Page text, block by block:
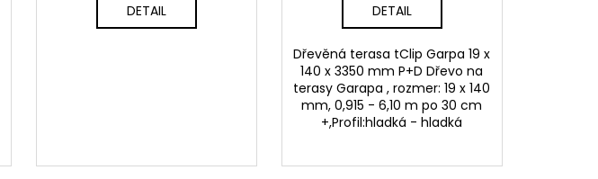
DETAIL DETAIL
Dřevěná terasa tClip Garpa 19 x
140 x 3350 mm P+D Dřevo na
terasy Garapa , rozmer: 19 x 140
mm, 0,915 - 6,10 m po 30 cm
+,Profil:hladká - hladká